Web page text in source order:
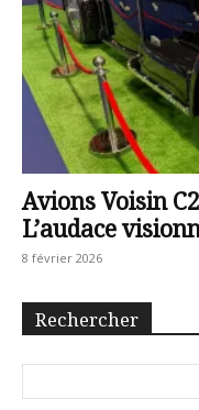
Avions Voisin
L’audace
8 février 2026
Rechercher